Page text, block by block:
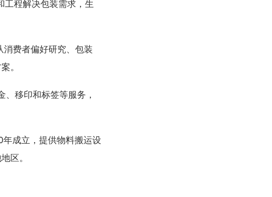
工程解决包装需求，生
费者偏好研究、包装
。
移印和标签等服务，
成立，提供物料搬运设
区。